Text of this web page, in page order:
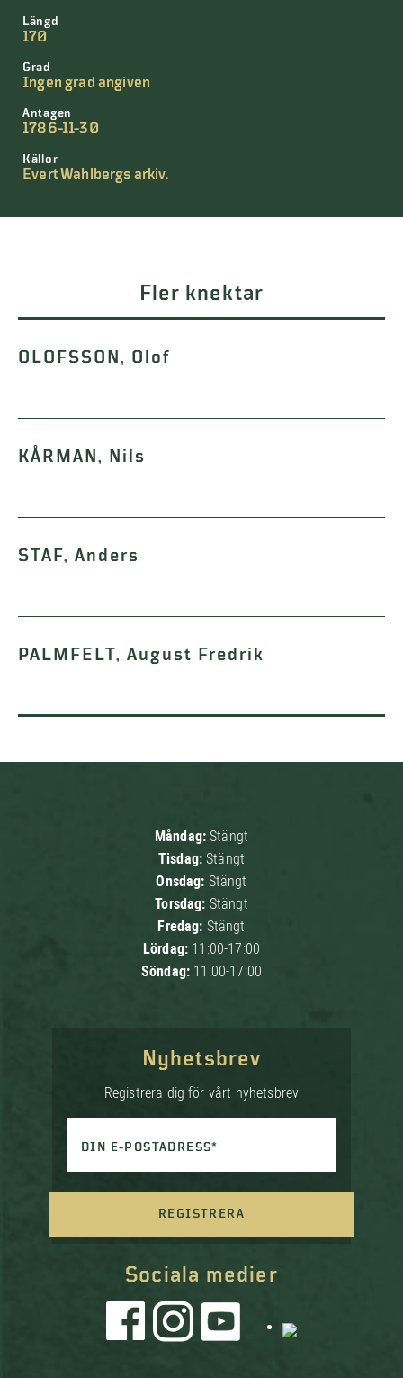
Längd
170
Grad
Ingen grad angiven
Antagen
1786-11-30
Källor
Evert Wahlbergs arkiv.
Fler knektar
OLOFSSON, Olof
KÅRMAN, Nils
STAF, Anders
PALMFELT, August Fredrik
Måndag:Stängt
Tisdag:Stängt
Onsdag: Stängt
Torsdag: Stängt
Fredag: Stängt
Lördag: 11:00-17:00
Söndag: 11:00-17:00
Sociala medier
Nyhetsbrev
Registrera dig för vårt nyhetsbrev
DIN E-POSTADRESS*
REGISTRERA